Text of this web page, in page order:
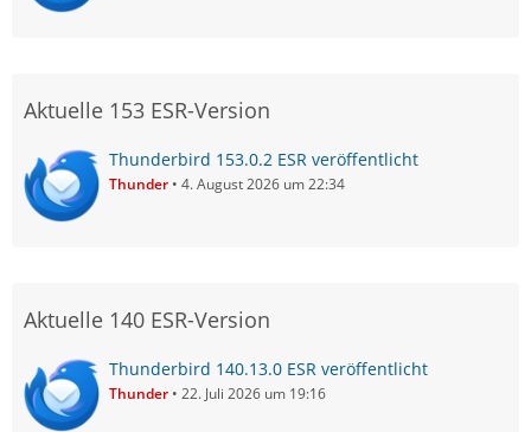
Aktuelle 153 ESR-Version
Thunderbird 153.0.2 ESR veröffentlicht
Thunder 4. August 2026 um 22:34
Aktuelle 140 ESR-Version
Thunderbird 140.13.0 ESR veröffentlicht
Thunder 22. Juli 2026 um 19:16